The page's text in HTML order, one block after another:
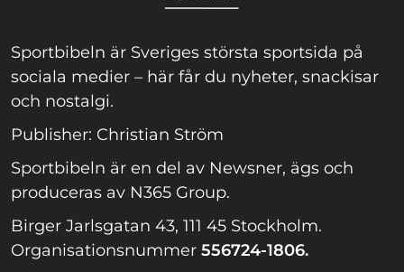
Sportbibeln är Sveriges största sportsida på
sociala medier – här får du nyheter, snackisar
och nostalgi.
Publisher: Christian Ström
Sportbibeln är en del av Newsner, ägs och
produceras av N365 Group.
Birger Jarlsgatan 43, 111 45 Stockholm.
Organisationsnummer 556724-1806.